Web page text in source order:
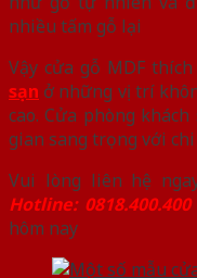
nhiều tấm gỗ lại
Vậy cửa gỗ MDF
sạn ở những vị trí
cao. Cửa phòng
gian sang trọng với
Vui lòng liên hệ
Hotline: 0818.400.400
hôm nay